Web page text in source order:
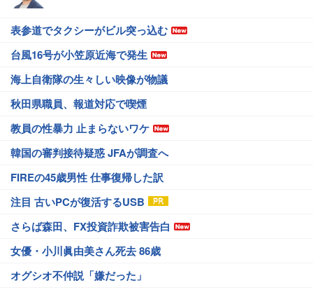
表参道でタクシーがビル突っ込む
台風16号が小笠原近海で発生
海上自衛隊の生々しい映像が物議
秋田県職員、報道対応で喫煙
教員の性暴力 止まらないワケ
韓国の審判接待疑惑 JFAが調査へ
FIREの45歳男性 仕事復帰した訳
注目 古いPCが復活するUSB
さらば森田、FX投資詐欺被害告白
女優・小川眞由美さん死去 86歳
オグシオ不仲説「嫌だった」